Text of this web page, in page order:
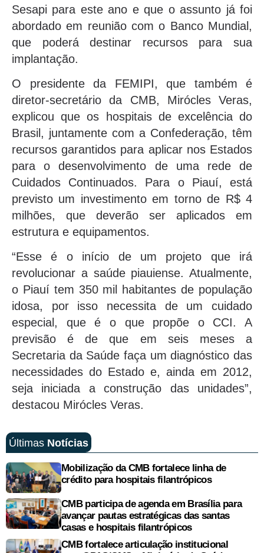
Sesapi para este ano e que o assunto já foi
abordado em reunião com o Banco Mundial,
que poderá destinar recursos para sua
implantação.
O presidente da FEMIPI, que também é
diretor-secretário da CMB, Mirócles Veras,
explicou que os hospitais de excelência do
Brasil, juntamente com a Confederação, têm
recursos garantidos para aplicar nos Estados
para o desenvolvimento de uma rede de
Cuidados Continuados. Para o Piauí, está
previsto um investimento em torno de R$ 4
milhões, que deverão ser aplicados em
estrutura e equipamentos.
“Esse é o início de um projeto que irá
revolucionar a saúde piauiense. Atualmente,
o Piauí tem 350 mil habitantes de população
idosa, por isso necessita de um cuidado
especial, que é o que propõe o CCI. A
previsão é de que em seis meses a
Secretaria da Saúde faça um diagnóstico das
necessidades do Estado e, ainda em 2012,
seja iniciada a construção das unidades”,
destacou Mirócles Veras.
Últimas Notícias
Mobilização da CMB fortalece linha de
crédito para hospitais filantrópicos
CMB participa de agenda em Brasília para
avançar pautas estratégicas das santas
casas e hospitais filantrópicos
CMB fortalece articulação institucional